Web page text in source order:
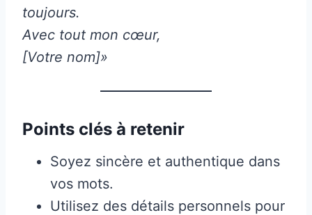
toujours.
Avec tout mon cœur,
[Votre nom]»
Points clés à retenir
Soyez sincère et authentique dans
vos mots.
Utilisez des détails personnels pour